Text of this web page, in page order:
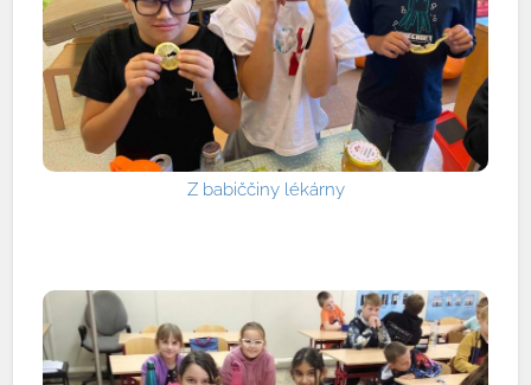
Z babiččiny lékárny